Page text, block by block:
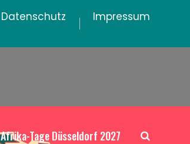
Datenschutz Impressum
Afrika-Tage Düsseldorf 2027